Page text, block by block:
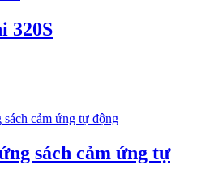
320S
sách cảm ứng tự